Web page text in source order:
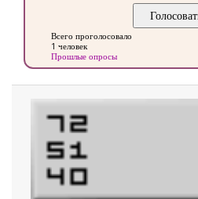
Всего проголосовало
1 человек
Прошлые опросы